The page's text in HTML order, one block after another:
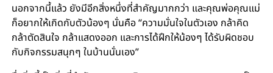
นอกจากนี้แล้ว ยังมีอีกสิ่งหนึ่งที่สำคัญมากกว่า และคุณพ่อคุณแม่
ก็อยากให้เกิดกับตัวน้องๆ นั่นคือ “ความมั่นใจในตัวเอง กล้าคิด
กล้าตัดสินใจ กล้าแสดงออก และการได้ฝึกให้น้องๆ ได้รับผิดชอบ
กับกิจกรรมสนุกๆ ในบ้านนั่นเอง”